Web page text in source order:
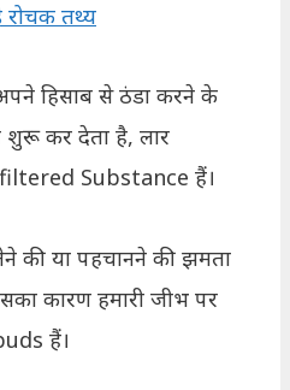
रोचक तथ्य
हिसाब से ठंडा करने के
शुरू कर देता है, लार
Substance हैं।
की या पहचानने की झमता
कारण हमारी जीभ पर
हैं।